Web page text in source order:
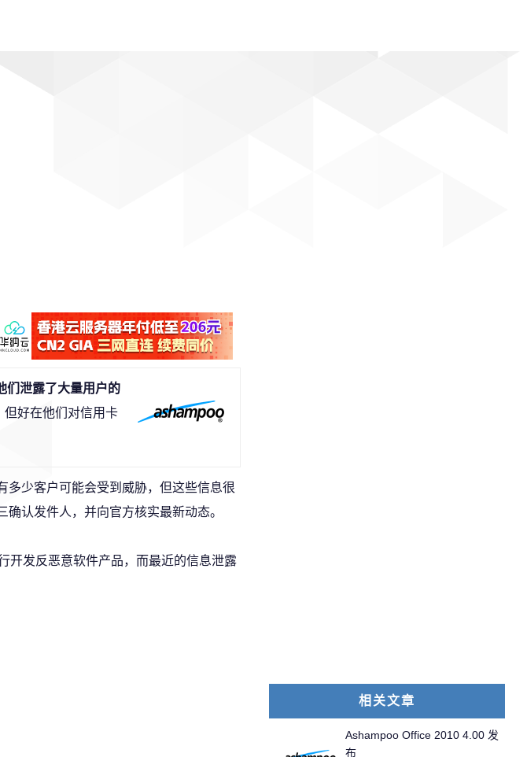
们泄露了大量用户的
好在他们对信用卡
多少客户可能会受到威胁，但这些信息很
认发件人，并向官方核实最新动态。
开发反恶意软件产品，而最近的信息泄露
相关文章
Ashampoo Office 2010 4.00 发
布